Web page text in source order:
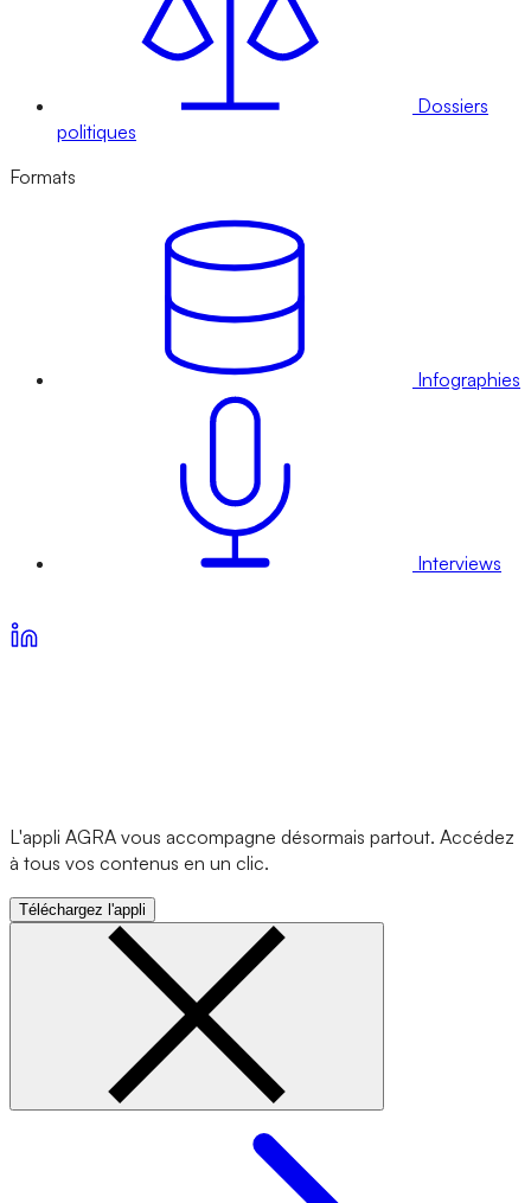
Dossiers
politiques
Formats
Infographies
Interviews
L'appli AGRA vous accompagne désormais partout. Accédez
à tous vos contenus en un clic.
Téléchargez l'appli